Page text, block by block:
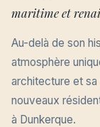
maritime et
Au-delà de son
atmosphère
architecture et sa
nouveaux
à Dunkerque.